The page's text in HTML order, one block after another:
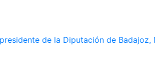
de la Diputación de Badajoz,